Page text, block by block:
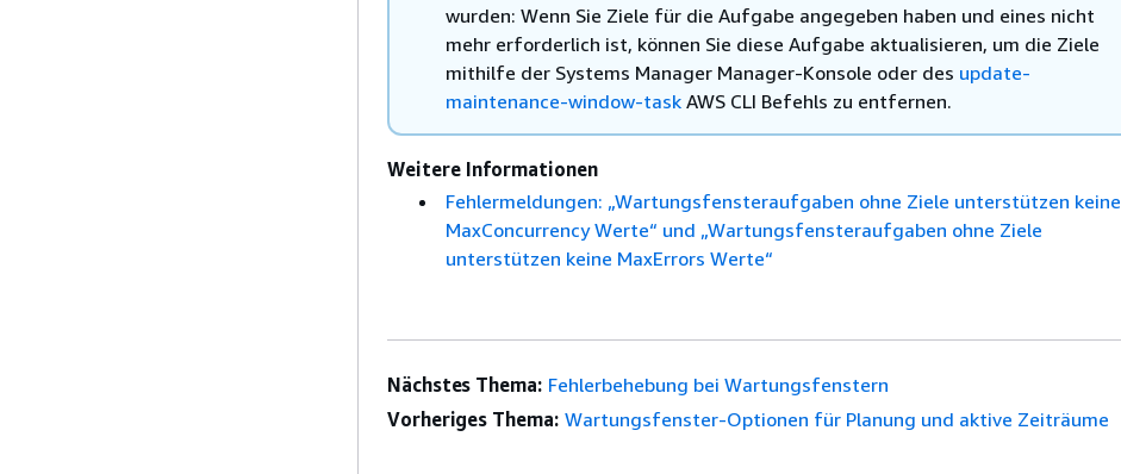
wurden: Wenn Sie Ziele für die Aufgabe angegeben haben und eines nicht
mehr erforderlich ist, können Sie diese Aufgabe aktualisieren, um die Ziele
mithilfe der Systems Manager Manager-Konsole oder des update-
maintenance-window-task AWS CLI Befehls zu entfernen.
Weitere Informationen
Fehlermeldungen: „Wartungsfensteraufgaben ohne Ziele unterstützen keine
MaxConcurrency Werte“ und „Wartungsfensteraufgaben ohne Ziele
unterstützen keine MaxErrors Werte“
Nächstes Thema: Fehlerbehebung bei Wartungsfenstern
Vorheriges Thema: Wartungsfenster-Optionen für Planung und aktive Zeiträume